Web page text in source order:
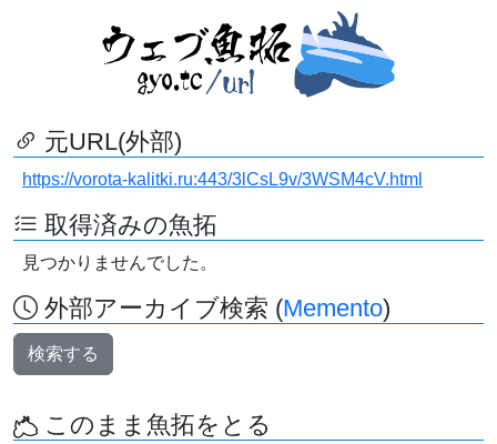
元URL(外部)
https://vorota-kalitki.ru:443/3lCsL9v/3WSM4cV.html
取得済みの魚拓
見つかりませんでした。
外部アーカイブ検索 (Memento)
検索する
このまま魚拓をとる